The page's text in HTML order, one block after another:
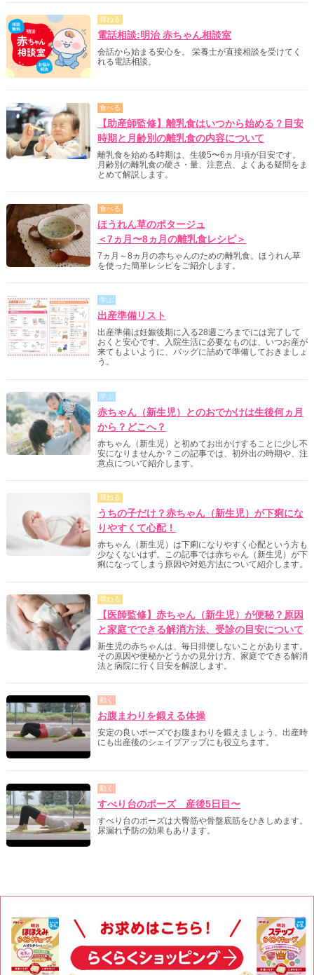
尋ねる
電話相談:明治 赤ちゃん相談室
会話から始まる安心を。 栄養士が直接相談を受けてく
れる電話相談。
食べる
【助産師監修】離乳食はいつから始める？目安
時期と月齢別の離乳食の内容について
離乳食を始める時期は、生後5〜6ヵ月頃が目安です。
月齢別の離乳食の硬さ・量、注意点、よくある疑問をま
とめて解説します。
食べる
ほうれん草のポタージュ
＜7ヵ月〜8ヵ月の離乳食レシピ＞
7ヵ月～8ヵ月の赤ちゃんのための離乳食。ほうれん草
を使った簡単レシピをご紹介します。
学ぶ
出産準備リスト
出産準備は妊娠後期に入る28週ごろまでには完了して
おくと安心です。入院生活に必要なものは、いつお産が
来てもよいように、バッグに詰めて準備しておきましょ
う。
学ぶ
赤ちゃん（新生児）とのおでかけは生後何ヵ月
から？どこへ？
赤ちゃん（新生児）と初めてお出かけすることに少し不
安になりませんか？この記事では、初外出の時期や、注
意点について紹介します。
尋ねる
うちの子だけ？赤ちゃん（新生児）が下痢にな
りやすくて心配！
赤ちゃん（新生児）は下痢になりやすく心配という方も
少なくないはず。この記事では赤ちゃん（新生児）が下
痢になってしまう原因や対処方法について紹介します。
尋ねる
【医師監修】赤ちゃん（新生児）が便秘？原因
と家庭でできる解消方法、受診の目安について
新生児の赤ちゃんは、毎日排便しないことがあります。
その原因や便秘かどうかの見分け方、家庭でできる解消
法と病院に行く目安を解説します。
動く
お腹まわりを鍛える体操
安定の良いポーズでお腹まわりを鍛えましょう。出産時
にも出産後のシェイプアップにも役立ちます。
動く
すべり台のポーズ 産後5日目〜
すべり台のポーズは大臀筋や骨盤底筋をひきしめます。
尿漏れ予防の効果もあります。